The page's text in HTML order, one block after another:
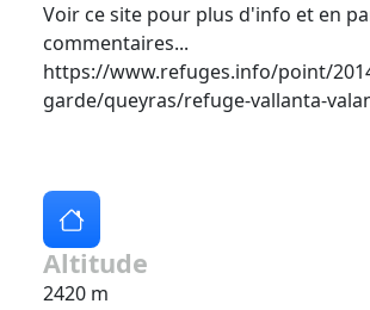
Voir ce site pour plus d'info et en
commentaires...
https://www.refuges.info/point/
garde/queyras/refuge-vallanta-
Altitude
2420 m